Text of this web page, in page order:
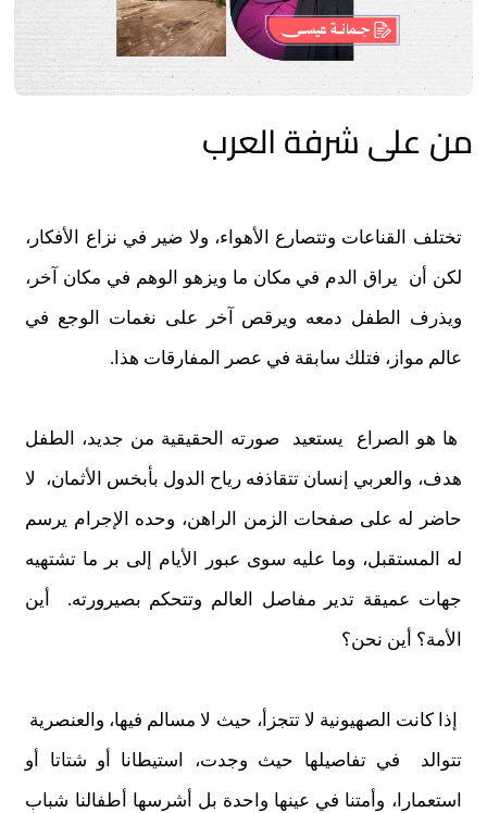
من على شرفة العرب
تختلف القناعات وتتصارع الأهواء، ولا ضير في نزاع الأفكار،
لكن أن يراق الدم في مكان ما ويزهو الوهم في مكان آخر،
ويذرف الطفل دمعه ويرقص آخر على نغمات الوجع في
عالم مواز، فتلك سابقة في عصر المفارقات هذا.
ها هو الصراع يستعيد صورته الحقيقية من جديد، الطفل
هدف، والعربي إنسان تتقاذفه رياح الدول بأبخس الأثمان، لا
حاضر له على صفحات الزمن الراهن، وحده الإجرام يرسم
له المستقبل، وما عليه سوى عبور الأيام إلى بر ما تشتهيه
جهات عميقة تدير مفاصل العالم وتتحكم بصيرورته. أين
الأمة؟ أين نحن؟
إذا كانت الصهيونية لا تتجزأ، حيث لا مسالم فيها، والعنصرية
تتوالد في تفاصيلها حيث وجدت، استيطانا أو شتاتا أو
استعمارا، وأمتنا في عينها واحدة بل أشرسها أطفالنا شباب